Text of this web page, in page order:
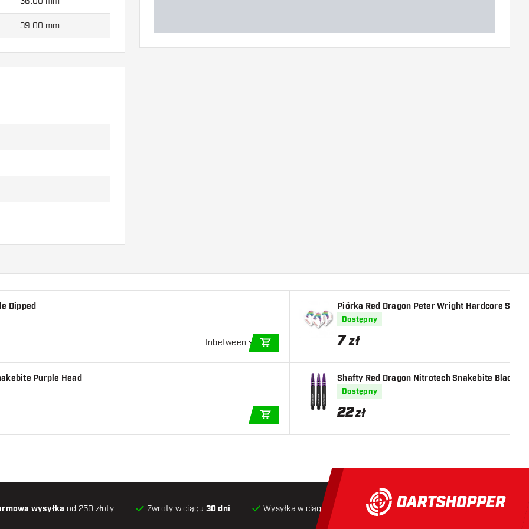
39.00 mm
42.00 mm
się, który wariant
Dipped
Inbetween
Purple Head
Piórka Red Dragon Peter Wright Hardcore
Dostępny
7 zł
Shafty Red Dragon Nitrotech Snakebite Black/
Dostępny
22zł
wysyłka od 250 złoty Zwroty w ciągu 30 dni Wysyłka w ciągu 24 godzin Darmowa wysyłka od 250 złoty